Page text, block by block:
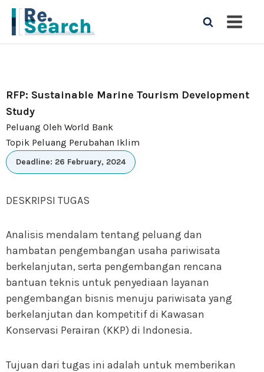
RFP: Sustainable Marine Tourism Development
Study
Peluang Oleh World Bank
Topik Peluang Perubahan Iklim
Deadline: 26 February, 2024
DESKRIPSI TUGAS
Analisis mendalam tentang peluang dan
hambatan pengembangan usaha pariwisata
berkelanjutan, serta pengembangan rencana
bantuan teknis untuk penyediaan layanan
pengembangan bisnis menuju pariwisata yang
berkelanjutan dan kompetitif di Kawasan
Konservasi Perairan (KKP) di Indonesia.
Tujuan dari tugas ini adalah untuk memberikan